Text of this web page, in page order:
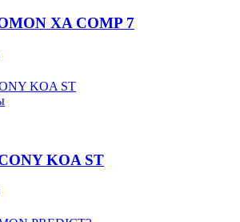
XA COMP 7
KOA ST